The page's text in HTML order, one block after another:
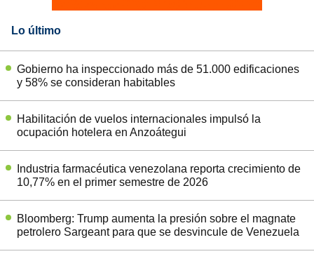
Lo último
Gobierno ha inspeccionado más de 51.000 edificaciones
y 58% se consideran habitables
Habilitación de vuelos internacionales impulsó la
ocupación hotelera en Anzoátegui
Industria farmacéutica venezolana reporta crecimiento de
10,77% en el primer semestre de 2026
Bloomberg: Trump aumenta la presión sobre el magnate
petrolero Sargeant para que se desvincule de Venezuela